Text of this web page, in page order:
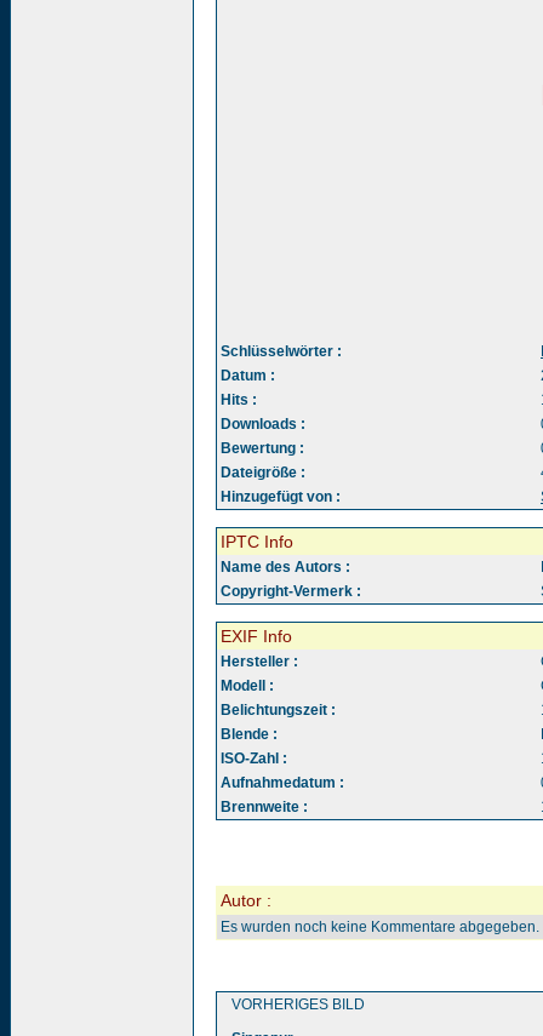
Schlüsselwörter :
Datum :
Hits :
Downloads :
Bewertung :
Dateigröße :
Hinzugefügt von :
IPTC Info
Name des Autors :
Copyright-Vermerk :
EXIF Info
Hersteller :
Modell :
Belichtungszeit :
Blende :
ISO-Zahl :
Aufnahmedatum :
Brennweite :
Autor :
Es wurden noch keine Kommentare abgegeben.
VORHERIGES BILD